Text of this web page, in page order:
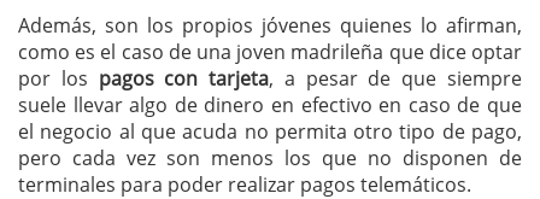
Además, son los propios jóvenes quienes lo afirman,
como es el caso de una joven madrileña que dice optar
por los pagos con tarjeta, a pesar de que siempre
suele llevar algo de dinero en efectivo en caso de que
el negocio al que acuda no permita otro tipo de pago,
pero cada vez son menos los que no disponen de
terminales para poder realizar pagos telemáticos.